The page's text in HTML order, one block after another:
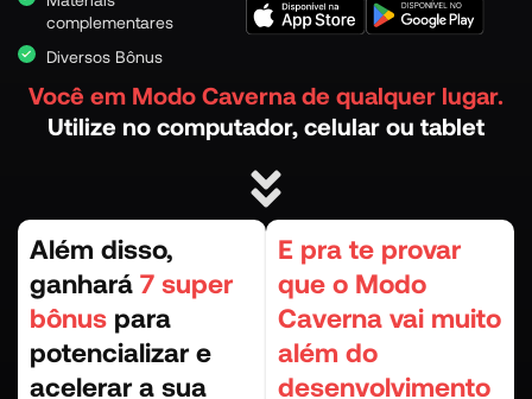
complementares
Diversos Bônus
Você em Modo Caverna de qualquer lugar.
Utilize no computador, celular ou tablet
Além disso,
ganhará 7 super
bônus para
potencializar e
acelerar a sua
E pra te provar
que o Modo
Caverna vai muito
além do
desenvolvimento